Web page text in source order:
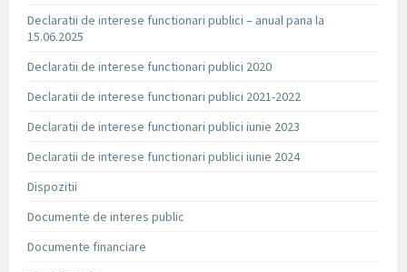
Declaratii de interese functionari publici – anual pana la
15.06.2025
Declaratii de interese functionari publici 2020
Declaratii de interese functionari publici 2021-2022
Declaratii de interese functionari publici iunie 2023
Declaratii de interese functionari publici iunie 2024
Dispozitii
Documente de interes public
Documente financiare